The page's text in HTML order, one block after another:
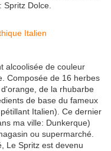
Dolce.
alcoolisée de couleur
Composée de 16 herbes
de la rhubarbe
de base du fameux
Italien). Ce dernier
ma ville: Dunkerque)
ou supermarché.
Le Spritz est devenu